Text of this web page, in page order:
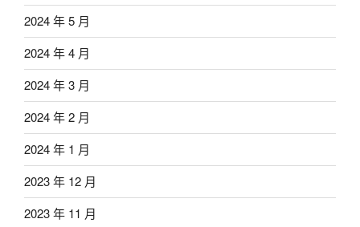
2024 年 5 月
2024 年 4 月
2024 年 3 月
2024 年 2 月
2024 年 1 月
2023 年 12 月
2023 年 11 月